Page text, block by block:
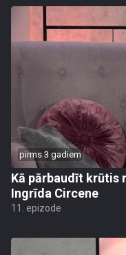
pirms 3 gadiem
Kā pārbaudīt krūtis
Ingrīda Circene
11. epizode